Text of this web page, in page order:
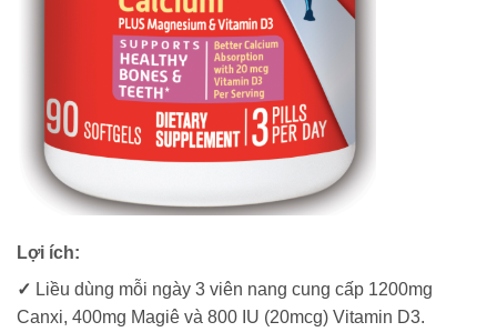
Lợi ích:
✓ Liều dùng mỗi ngày 3 viên nang cung cấp 1200mg
Canxi, 400mg Magiê và 800 IU (20mcg) Vitamin D3.